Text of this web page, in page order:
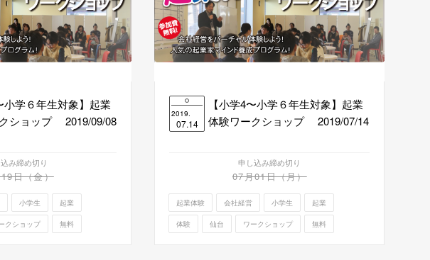
小学６年生対象】起業
ショップ 2019/09/08
み締め切り
日（金）
小学生 起業
クショップ 無料
2019.
07.14
【小学4〜小学６年生対象】起業
体験ワークショップ 2019/07/14
申し込み締め切り
07月01日（月）
起業体験 会社経営 小学生 起業
体験 仙台 ワークショップ 無料